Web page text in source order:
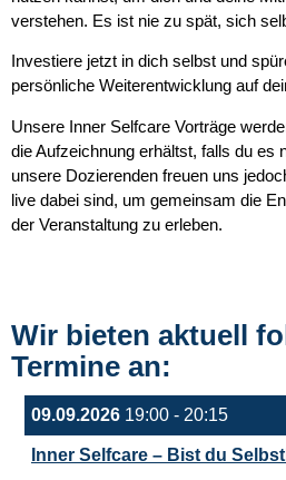
verstehen. Es ist nie zu spät, sich
Investiere jetzt in dich selbst und
persönliche Weiterentwicklung auf
Unsere Inner Selfcare Vorträge
die Aufzeichnung erhältst, falls du es
unsere Dozierenden freuen uns
live dabei sind, um gemeinsam die
der Veranstaltung zu erleben.
Wir bieten aktuell
Termine an:
09.09.2026 19:00 - 20:15
Inner Selfcare – Bist du